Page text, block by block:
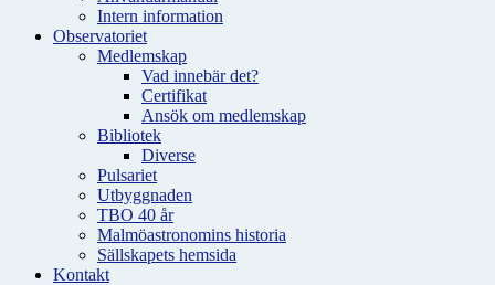
Intern information
Observatoriet
Medlemskap
Vad innebär det?
Certifikat
Ansök om medlemskap
Bibliotek
Diverse
Pulsariet
Utbyggnaden
TBO 40 år
Malmöastronomins historia
Sällskapets hemsida
Kontakt